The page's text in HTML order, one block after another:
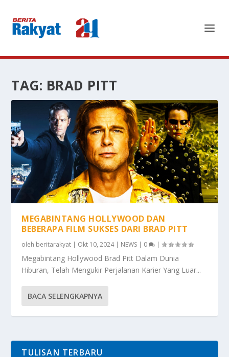
TAG: BRAD PITT
MEGABINTANG HOLLYWOOD DAN
BEBERAPA FILM SUKSES DARI BRAD PITT
oleh beritarakyat | Okt 10, 2024| NEWS | 0 |
Megabintang Hollywood Brad Pitt Dalam Dunia
Hiburan, Telah Mengukir Perjalanan Karier Yang Luar...
BACA SELENGKAPNYA
TULISAN TERBARU